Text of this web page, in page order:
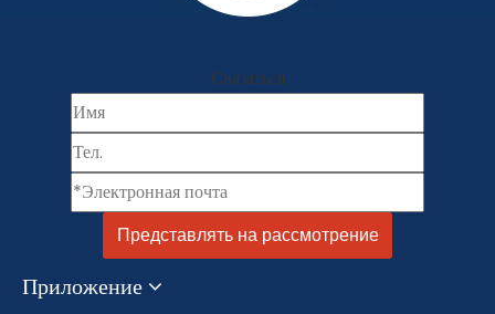
Связаться
Представлять на рассмотрение
Приложение